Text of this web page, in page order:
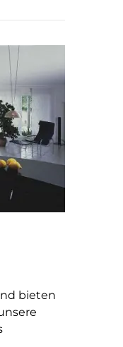
bieten